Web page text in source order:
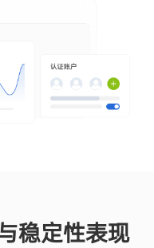
稳定性表现